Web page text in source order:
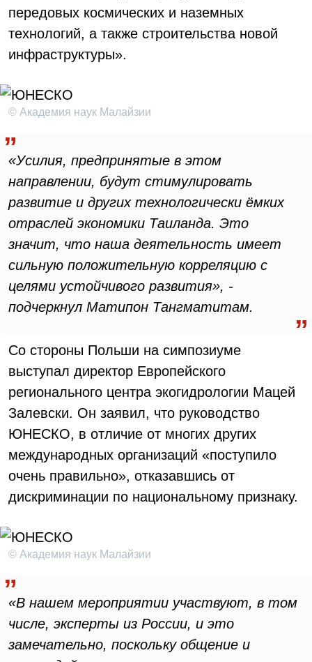
передовых космических и наземных
технологий, а также строительства новой
инфраструктуры».
© Академия наук Малайзии
«Усилия, предпринятые в этом
направлении, будут стимулировать
развитие и других технологически ёмких
отраслей экономики Таиланда. Это
значит, что наша деятельность имеет
сильную положительную корреляцию с
целями устойчивого развития», -
подчеркнул Матипон Тангматитам.
Со стороны Польши на симпозиуме
выступал директор Европейского
регионального центра экогидрологии Мацей
Залевски. Он заявил, что руководство
ЮНЕСКО, в отличие от многих других
международных организаций «поступило
очень правильно», отказавшись от
дискриминации по национальному признаку.
© Академия наук Малайзии
«В нашем мероприятии участвуют, в том
числе, эксперты из России, и это
замечательно, поскольку общение и